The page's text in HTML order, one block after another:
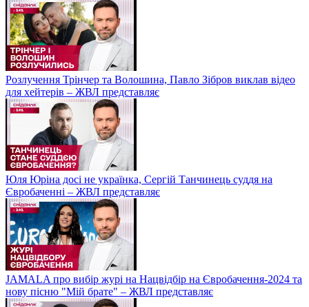
Розлучення Трінчер та Волошина, Павло Зібров виклав відео
для хейтерів – ЖВЛ представляє
Юля Юріна досі не українка, Сергій Танчинець суддя на
Євробаченні – ЖВЛ представляє
JAMALA про вибір журі на Нацвідбір на Євробачення-2024 та
нову пісню "Мій брате" – ЖВЛ представляє